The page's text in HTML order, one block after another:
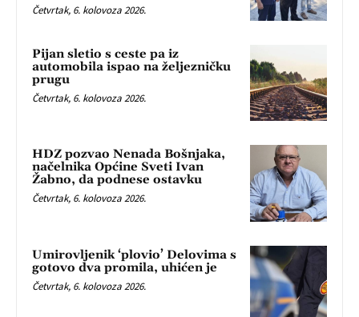
Četvrtak, 6. kolovoza 2026.
Pijan sletio s ceste pa iz
automobila ispao na željezničku
prugu
Četvrtak, 6. kolovoza 2026.
HDZ pozvao Nenada Bošnjaka,
načelnika Općine Sveti Ivan
Žabno, da podnese ostavku
Četvrtak, 6. kolovoza 2026.
Umirovljenik ‘plovio’ Delovima s
gotovo dva promila, uhićen je
Četvrtak, 6. kolovoza 2026.